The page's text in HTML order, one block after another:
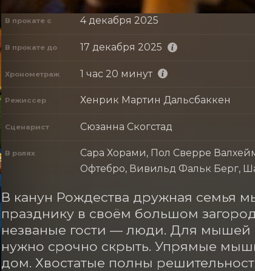
В прокате с 4 декабря 2025
В прокате до 17 декабря 2025
Хронометраж 1 час 20 минут
Режиссер Хенрик Мартин Дальсбаккен
Сценарист Сюзанна Скогстад
В ролях
Сара Хорами, Пол Сверре
Офтебро, Вивильд Фальк Берг,
В канун Рождества дружная семья
празднику в своём большом
незваные гости — люди. Для мышей
нужно срочно скрыть. Упрямые
дом. Хвостатые полны